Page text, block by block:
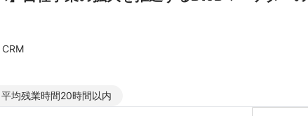
平均残業時間20時間以内